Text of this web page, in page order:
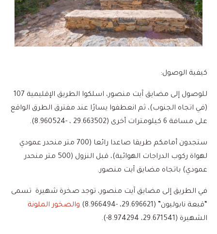
كيفية الوصول:
للوصول إلى مضايق آيت منصور، اسلكوا الطريق الإقليمية 107
(في اتجاه الجنوب)، ثم انعطفوا يسارًا عند مفترق الطرق الواقع
على مسافة 6 كيلومترات أخرى (29.663502 ، -8.960524).
ستجدون أمامكم طريقا صاعدا رائعا (700 متر منحدر عمودي
لهواة ركوب الدراجات الهوائية)، قبل النزول (500 متر منحدر
عمودي) باتجاه مضايق آيت منصور.
في الطريق إلى مضايق آيت منصور، توجد صخرة شهيرة تسمى
“قبعة نابوليون” (29.696621، -8.966494)
والصخور الملونة
الشهيرة (29.671541، 8.974294-).